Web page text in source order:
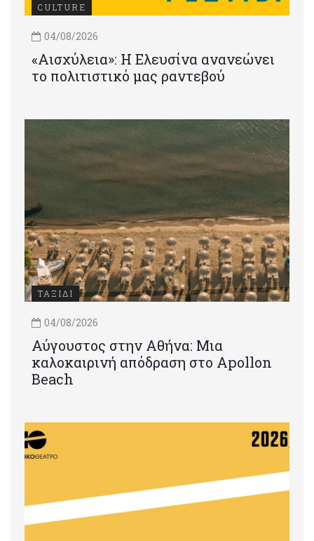
CULTURE
04/08/2026
«Αισχύλεια»: Η Ελευσίνα ανανεώνει
το πολιτιστικό μας ραντεβού
ΤΑΞΙΔΙ
04/08/2026
Αύγουστος στην Αθήνα: Μια
καλοκαιρινή απόδραση στο Apollon
Beach